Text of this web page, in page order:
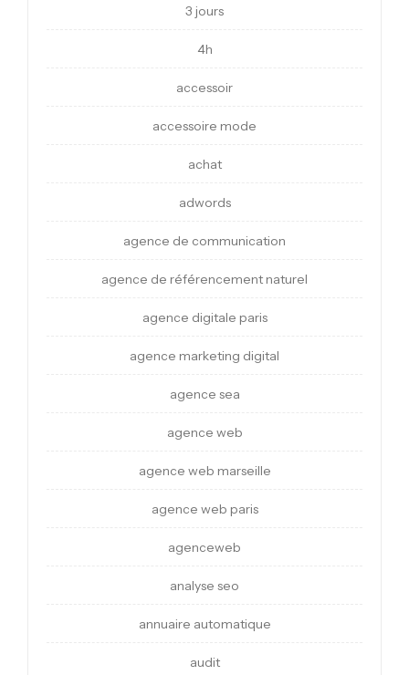
3 jours
4h
accessoir
accessoire mode
achat
adwords
agence de communication
agence de référencement naturel
agence digitale paris
agence marketing digital
agence sea
agence web
agence web marseille
agence web paris
agenceweb
analyse seo
annuaire automatique
audit